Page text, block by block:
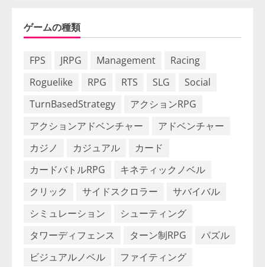
ゲームの種類
FPS JRPG Management
Racing
Roguelike
RPG RTS SLG
Social
TurnBasedStrategy
アクションRPG
アクションアドベンチャー
アドベンチャー
カジノ
カジュアル
カード
カードバトルRPG
キネティックノベル
クリック
サイドスクロラー
サバイバル
シミュレーション
シューティング
タワーディフェンス
ターン制RPG
パズル
ビジュアルノベル
ファイティング